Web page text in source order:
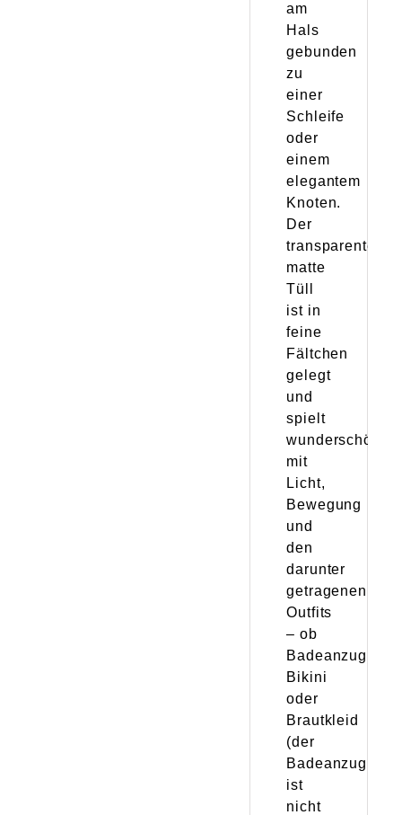
am
Hals
gebunden
zu
einer
Schleife
oder
einem
elegantem
Knoten.
Der
transparente,
matte
Tüll
ist in
feine
Fältchen
gelegt
und
spielt
wunderschön
mit
Licht,
Bewegung
und
den
darunter
getragenen
Outfits
– ob
Badeanzug,
Bikini
oder
Brautkleid
(der
Badeanzug
ist
nicht